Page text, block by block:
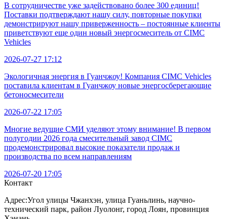
В сотрудничестве уже задействовано более 300 единиц!
Поставки подтверждают нашу силу, повторные покупки
демонстрируют нашу приверженность – постоянные клиенты
приветствуют еще один новый энергосмеситель от CIMC
Vehicles
2026-07-27 17:12
Экологичная энергия в Гуанчжоу! Компания CIMC Vehicles
поставила клиентам в Гуанчжоу новые энергосберегающие
бетоносмесители
2026-07-22 17:05
Многие ведущие СМИ уделяют этому внимание! В первом
полугодии 2026 года смесительный завод CIMC
продемонстрировал высокие показатели продаж и
производства по всем направлениям
2026-07-20 17:05
Контакт
Адрес:Угол улицы Чжанхэн, улица Гуаньлинь, научно-
технический парк, район Луолонг, город Лоян, провинция